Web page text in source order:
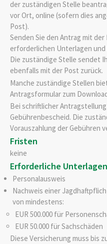
der zuständigen Stelle
vor Ort, online (sofern dies
Post).
Senden Sie den Antrag mit
erforderlichen Unterlagen
Die zuständige Stelle sendet
ebenfalls mit der Post zurück.
Manche zuständige Stellen
Antragsformular zum
Bei schriftlicher
Gebührenbescheid. Die
Vorauszahlung der Gebühren
Fristen
keine
Erforderliche Unterlagen
Personalausweis
Nachweis einer
von mindestens:
EUR 500.000 für
EUR 50.000 für Sachschäden
Diese Versicherung muss bis